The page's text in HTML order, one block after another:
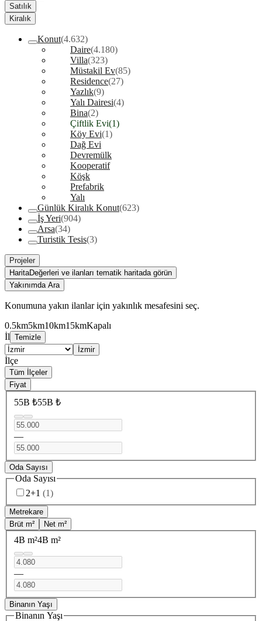
Satılık
Kiralık
Konut(4.632)
Daire(4.180)
Villa(323)
Müstakil Ev(85)
Residence(27)
Yazlık(9)
Yalı Dairesi(4)
Bina(2)
Çiftlik Evi(1)
Köy Evi(1)
Dağ Evi
Devremülk
Kooperatif
Köşk
Prefabrik
Yalı
Günlük Kiralık Konut(623)
İş Yeri(904)
Arsa(34)
Turistik Tesis(3)
Projeler
HaritaDeğerleri ve ilanları tematik haritada görün
Yakınımda Ara
Konumuna yakın ilanlar için yakınlık mesafesini seç.
0.5km5km10km15kmKapalı
İl Temizle
İzmir
İlçe
Tüm İlçeler
Fiyat
55B ₺55B ₺
—
Oda Sayısı
Oda Sayısı
2+1 (1)
Metrekare
Brüt m²
Net m²
4B m²4B m²
—
Binanın Yaşı
Binanın Yaşı